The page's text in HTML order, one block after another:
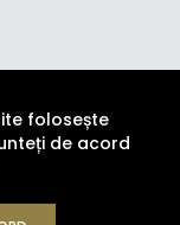
Toate
folosește
de acord